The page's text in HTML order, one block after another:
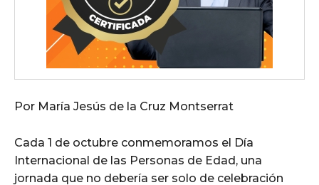
Por María Jesús de la Cruz Montserrat
Cada 1 de octubre conmemoramos el Día
Internacional de las Personas de Edad, una
jornada que no debería ser solo de celebración